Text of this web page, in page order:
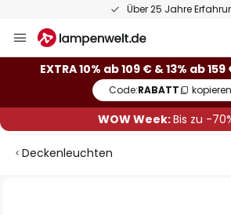
Über 25 Jahre
Inhalt
springen
EXTRA 10% ab 109 € & 13% ab 159
Code:RABATT kopieren
WOW Week:Bis zu -
Deckenleuchten